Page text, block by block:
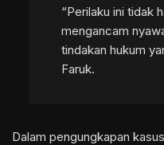
“Perilaku ini tidak
mengancam
tindakan hukum
Faruk.
Dalam pengungkapan